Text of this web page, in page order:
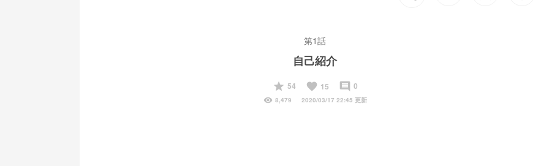
第1話
自己紹介
start
54 favorite 15 insert_comment 0
visibility 8,479 2020/03/17 22:45 更新